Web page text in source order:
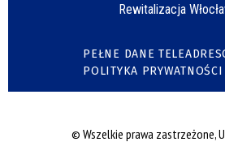
Rewitalizacja
PEŁNE DANE
POLITYKA
© Wszelkie prawa zastrzeżone,